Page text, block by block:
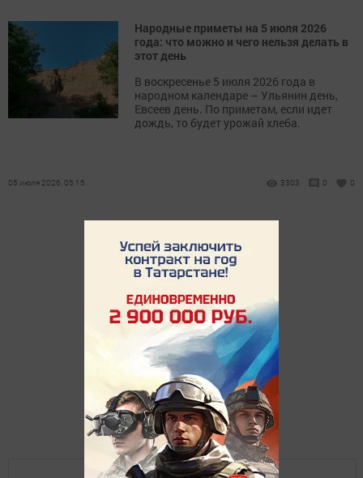
Народные приметы на 5 июля 2026
года: что можно и чего нельзя делать в
этот день
В воскресенье 5 июля 2026 года в
народном календаре – Ульянин день,
Евсеев день. По приметам, если идет
дождь, то будет урожай хлеба.
05 июля 2026, 05:15 3303 0 0